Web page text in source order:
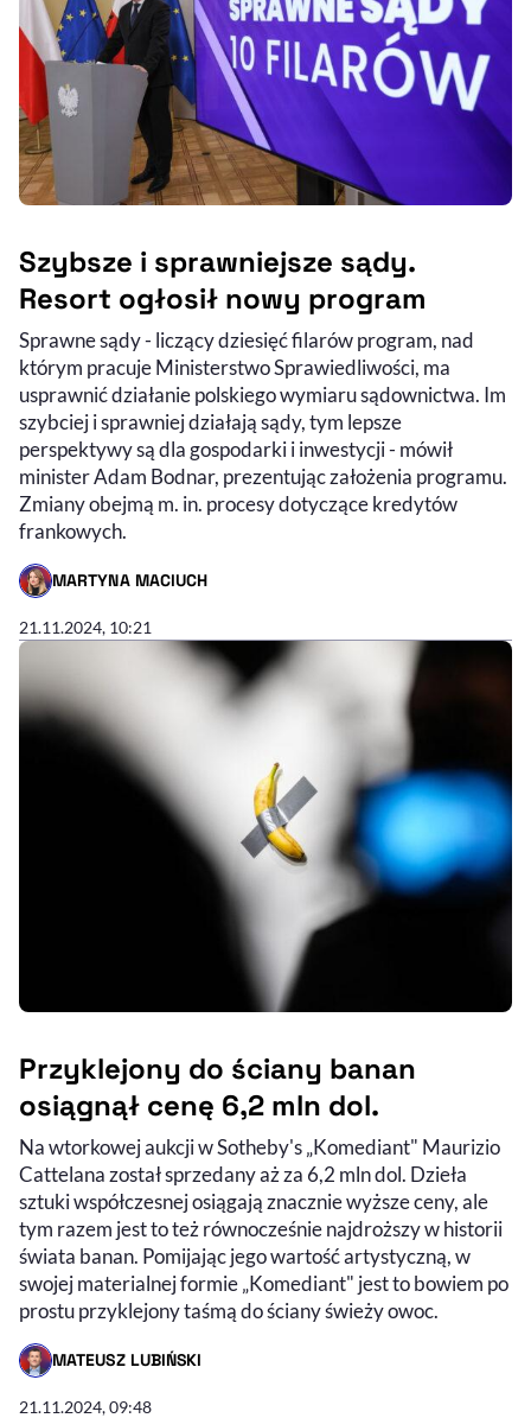
Szybsze i sprawniejsze sądy.
Resort ogłosił nowy program
Sprawne sądy - liczący dziesięć filarów program, nad
którym pracuje Ministerstwo Sprawiedliwości, ma
usprawnić działanie polskiego wymiaru sądownictwa. Im
szybciej i sprawniej działają sądy, tym lepsze
perspektywy są dla gospodarki i inwestycji - mówił
minister Adam Bodnar, prezentując założenia programu.
Zmiany obejmą m. in. procesy dotyczące kredytów
frankowych.
MARTYNA MACIUCH
- AUTOR ARTYKUŁU - PROFIL
21.11.2024, 10:21
Przyklejony do ściany banan
osiągnął cenę 6,2 mln dol.
Na wtorkowej aukcji w Sotheby's „Komediant" Maurizio
Cattelana został sprzedany aż za 6,2 mln dol. Dzieła
sztuki współczesnej osiągają znacznie wyższe ceny, ale
tym razem jest to też równocześnie najdroższy w historii
świata banan. Pomijając jego wartość artystyczną, w
swojej materialnej formie „Komediant" jest to bowiem po
prostu przyklejony taśmą do ściany świeży owoc.
MATEUSZ LUBIŃSKI
- AUTOR ARTYKUŁU - PROFIL
21.11.2024, 09:48